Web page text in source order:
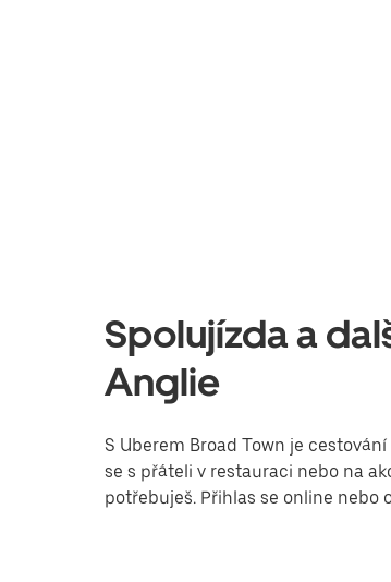
Spolujízda a
Anglie
S Uberem Broad Town je
se s přáteli v restauraci nebo na
potřebuješ. Přihlas se online nebo